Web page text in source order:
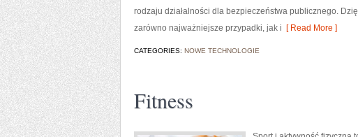
rodzaju działalności dla bezpieczeństwa publicznego.
zarówno najważniejsze przypadki, jak i [ Read More ]
CATEGORIES: NOWE TECHNOLOGIE
Fitness